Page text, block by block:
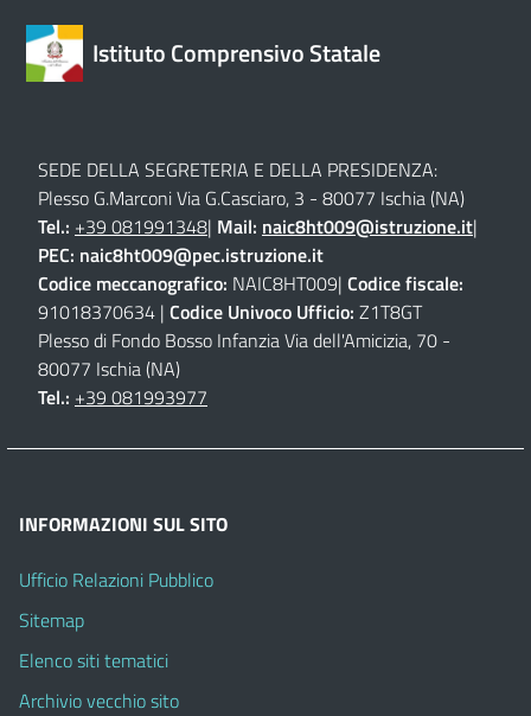
Istituto Comprensivo Statale
SEDE DELLA SEGRETERIA E DELLA PRESIDENZA:
Plesso G.Marconi Via G.Casciaro, 3 - 80077 Ischia (NA)
Tel.: +39 081991348| Mail: naic8ht009@istruzione.it|
PEC: naic8ht009@pec.istruzione.it
Codice meccanografico: NAIC8HT009| Codice fiscale:
91018370634 | Codice Univoco Ufficio: Z1T8GT
Plesso di Fondo Bosso Infanzia Via dell'Amicizia, 70 -
80077 Ischia (NA)
Tel.: +39 081993977
INFORMAZIONI SUL SITO
Ufficio Relazioni Pubblico
Sitemap
Elenco siti tematici
Archivio vecchio sito